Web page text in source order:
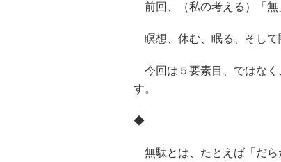
前回、（私の考える）「無
瞑想、休む、眠る、そして
今回は５要素目、ではなく
す。
◆
無駄とは、たとえば「だら